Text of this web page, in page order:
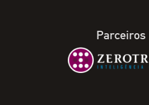
Parceiros